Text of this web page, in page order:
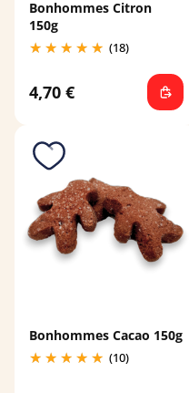
Bonhommes Citron
150g
(18)
4,70 €
Bonhommes Cacao 150g
(10)